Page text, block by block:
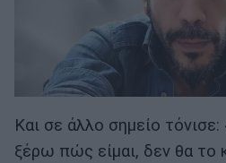
Και σε άλλο σημείο
ξέρω πώς είμαι, δεν θα το